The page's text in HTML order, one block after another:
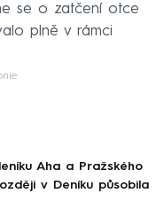
se o zatčení otce
plně v rámci
Aha a Pražského
v Deníku působila